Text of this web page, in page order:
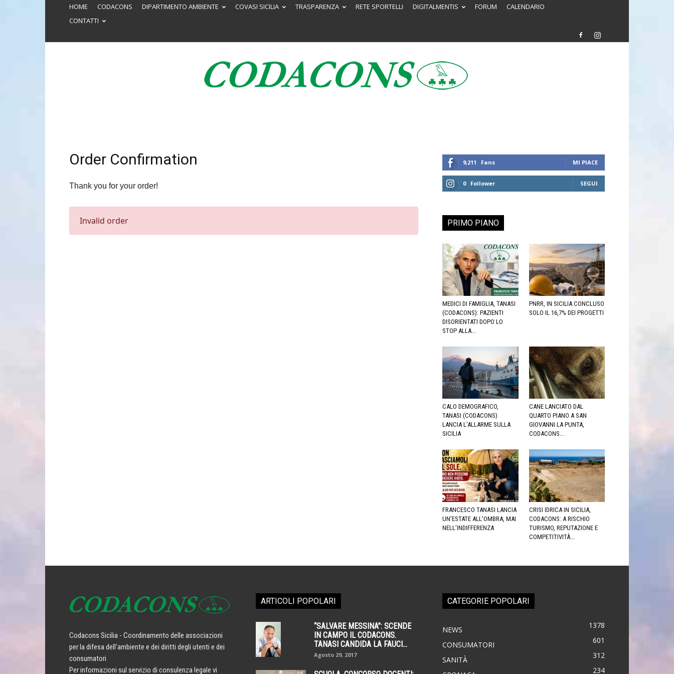
HOME CODACONS DIPARTIMENTO AMBIENTE COVASI SICILIA TRASPARENZA RETE SPORTELLI DIGITALMENTIS FORUM
CALENDARIO
CONTATTI
Order Confirmation
Thank you for your order!
Invalid order
9,211 Fans MI PIACE
0 Follower SEGUI
PRIMO PIANO
MEDICI DI FAMIGLIA, TANASI
(CODACONS): PAZIENTI
DISORIENTATI DOPO LO
STOP ALLA...
PNRR, IN SICILIA CONCLUSO
SOLO IL 16,7% DEI PROGETTI
CALO DEMOGRAFICO,
TANASI (CODACONS)
LANCIA L’ALLARME SULLA
SICILIA
CANE LANCIATO DAL
QUARTO PIANO A SAN
GIOVANNI LA PUNTA,
CODACONS...
FRANCESCO TANASI LANCIA
UN’ESTATE ALL’OMBRA, MAI
NELL’INDIFFERENZA
CRISI IDRICA IN SICILIA,
CODACONS: A RISCHIO
TURISMO, REPUTAZIONE E
COMPETITIVITÀ...
Codacons Sicilia - Coordinamento delle associazioni
per la difesa dell'ambiente e dei diritti degli utenti e dei
consumatori
Per informazioni sul servizio di consulenza legale vi
ARTICOLI POPOLARI
“SALVARE MESSINA”: SCENDE
IN CAMPO IL CODACONS.
TANASI CANDIDA LA FAUCI...
Agosto 29, 2017
CATEGORIE POPOLARI
NEWS 1378
CONSUMATORI 601
SANITÀ 312
234